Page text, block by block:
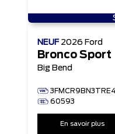
NEUF 2026 Ford
Bronco Sport
Big Bend
60593
En savoir plus